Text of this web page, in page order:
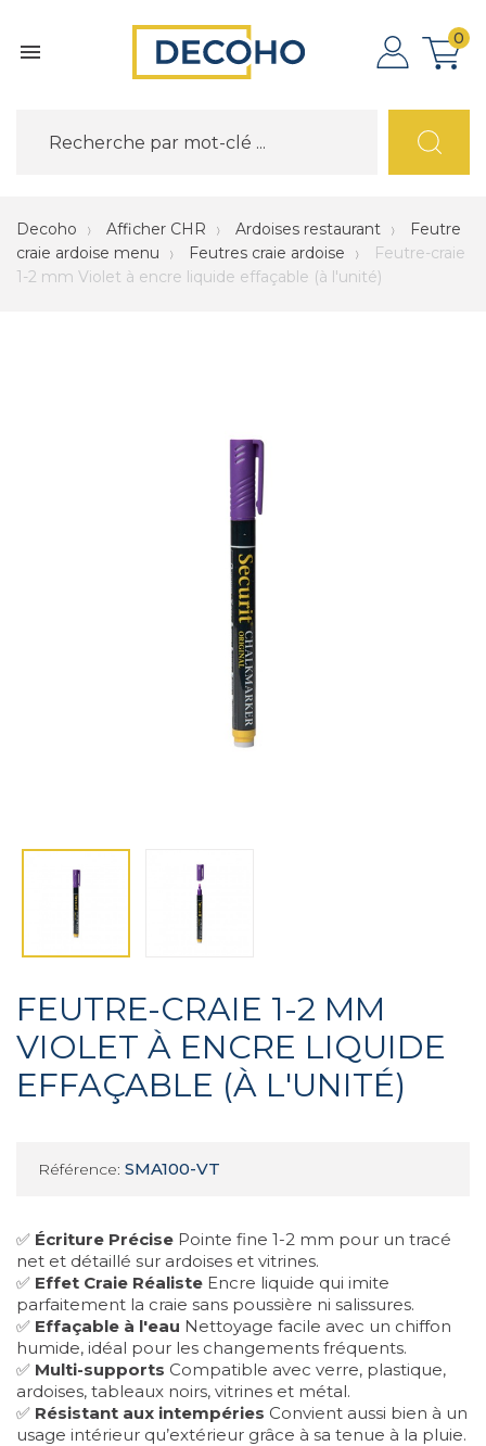

0
Decoho Afficher CHR Ardoises restaurant
Feutre
craie ardoise menu
Feutres craie ardoise
Feutre-craie
1-2 mm Violet à encre liquide effaçable (à l'unité)
FEUTRE-CRAIE 1-2 MM
VIOLET À ENCRE LIQUIDE
EFFAÇABLE (À L'UNITÉ)
Référence: SMA100-VT
✅ Écriture Précise Pointe fine 1-2 mm pour un tracé
net et détaillé sur ardoises et vitrines.
✅ Effet Craie Réaliste Encre liquide qui imite
parfaitement la craie sans poussière ni salissures.
✅ Effaçable à l'eau Nettoyage facile avec un chiffon
humide, idéal pour les changements fréquents.
✅ Multi-supports Compatible avec verre, plastique,
ardoises, tableaux noirs, vitrines et métal.
✅ Résistant aux intempéries Convient aussi bien à un
usage intérieur qu’extérieur grâce à sa tenue à la pluie.